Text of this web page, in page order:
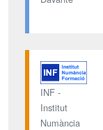
INF -
Institut
Numància